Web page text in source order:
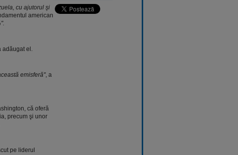
cu ajutorul şi
american
adăugat el.
emisferă", a
că oferă
precum şi unor
pe liderul